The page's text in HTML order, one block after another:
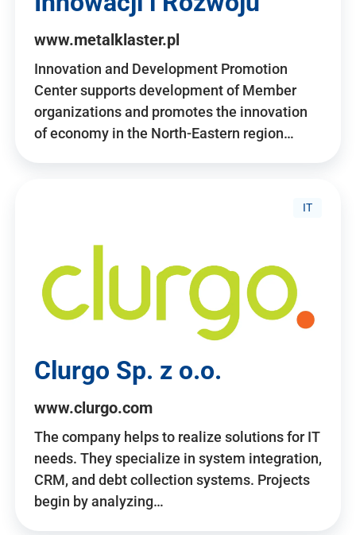
www.metalklaster.pl
Innovation and Development Promotion
Center supports development of Member
organizations and promotes the innovation
of economy in the North-Eastern region…
IT
Clurgo Sp. z o.o.
www.clurgo.com
The company helps to realize solutions for IT
needs. They specialize in system integration,
CRM, and debt collection systems. Projects
begin by analyzing…